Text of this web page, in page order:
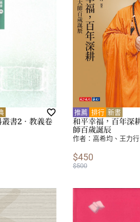
書2．教義卷
推薦 排行 新書
和平幸福，百年深
師百歲誕辰
作者： 高希均 、 王力行
$450
$500